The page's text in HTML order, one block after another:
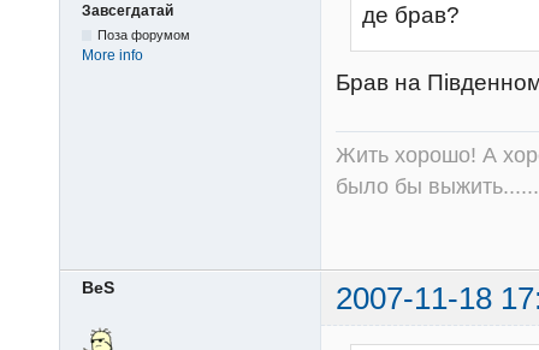
Завсегдатай
Поза форумом
More info
де брав?
Брав на
Жить хорошо! А
было бы
BeS 2007-11-18